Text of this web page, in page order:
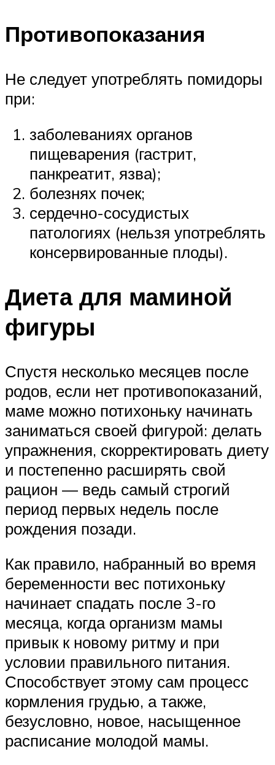
Противопоказания
Не следует употреблять помидоры
при:
заболеваниях органов
пищеварения (гастрит,
панкреатит, язва);
болезнях почек;
сердечно-сосудистых
патологиях (нельзя употреблять
консервированные плоды).
Диета для маминой
фигуры
Спустя несколько месяцев после
родов, если нет противопоказаний,
маме можно потихоньку начинать
заниматься своей фигурой: делать
упражнения, скорректировать диету
и постепенно расширять свой
рацион — ведь самый строгий
период первых недель после
рождения позади.
Как правило, набранный во время
беременности вес потихоньку
начинает спадать после 3-го
месяца, когда организм мамы
привык к новому ритму и при
условии правильного питания.
Способствует этому сам процесс
кормления грудью, а также,
безусловно, новое, насыщенное
расписание молодой мамы.